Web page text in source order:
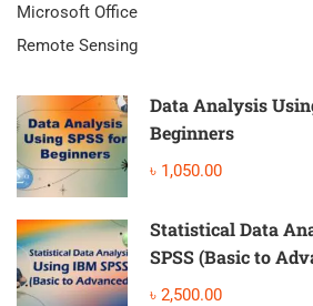
Microsoft Office
Remote Sensing
Data Analysis
Beginners
৳ 1,050.00
Statistical Data
SPSS (Basic to
৳ 2,500.00